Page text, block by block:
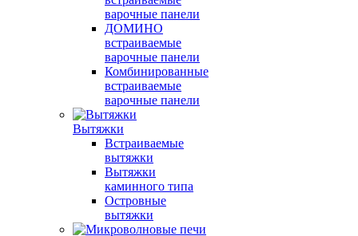
варочные панели
ДОМИНО
встраиваемые
варочные панели
Комбинированные
встраиваемые
варочные панели
Вытяжки
Встраиваемые
вытяжки
Вытяжки
каминного типа
Островные
вытяжки